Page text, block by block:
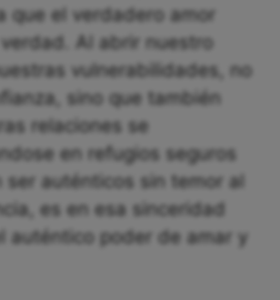
que el verdadero amor
Al abrir nuestro
vulnerabilidades, no
sino que también
relaciones se
en refugios seguros
auténticos sin temor al
es en esa sinceridad
auténtico poder de amar y